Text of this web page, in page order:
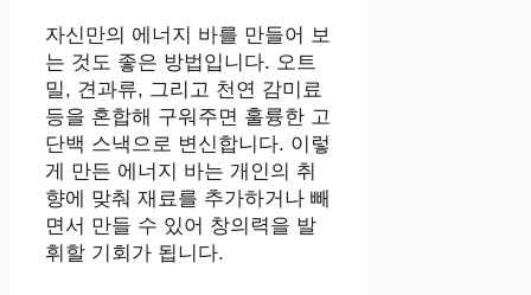
자신만의 에너지 바를 만들어 보
는 것도 좋은 방법입니다. 오트
밀, 견과류, 그리고 천연 감미료
등을 혼합해 구워주면 훌륭한 고
단백 스낵으로 변신합니다. 이렇
게 만든 에너지 바는 개인의 취
향에 맞춰 재료를 추가하거나 빼
면서 만들 수 있어 창의력을 발
휘할 기회가 됩니다.